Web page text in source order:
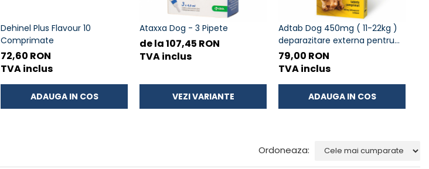
Dehinel Plus Flavour 10
Comprimate
72,60 RON
TVA inclus
ADAUGA IN COS
Ataxxa Dog - 3 Pipete
de la 107,45 RON
TVA inclus
VEZI VARIANTE
Adtab Dog 450mg ( 11-22kg )
deparazitare externa pentru
caini
79,00 RON
TVA inclus
ADAUGA IN COS
Ordoneaza: